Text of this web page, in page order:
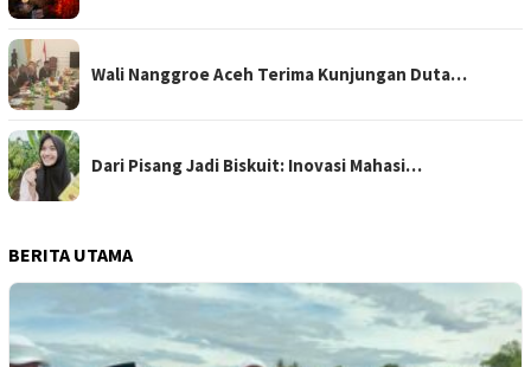
Wali Nanggroe Aceh Terima Kunjungan Duta…
Dari Pisang Jadi Biskuit: Inovasi Mahasi…
BERITA UTAMA